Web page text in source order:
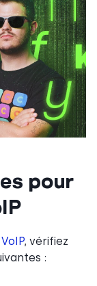
pour
, vérifiez
: